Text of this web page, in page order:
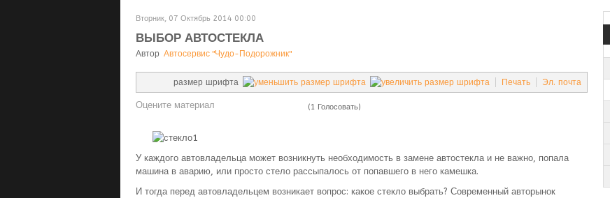
Вторник, 07 Октябрь 2014 00:00
ВЫБОР АВТОСТЕКЛА
Автор Автосервис "Чудо-Подорожник"
размер шрифта Печать Эл. почта
Оцените материал (1 Голосовать)
У каждого автовладельца может возникнуть необходимость в замене автостекла и не важно, попала
машина в аварию, или просто стело рассыпалось от попавшего в него камешка.
И тогда перед автовладельцем возникает вопрос: какое стекло выбрать? Современный авторынок